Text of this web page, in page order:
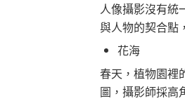
人像攝影沒有統
與人物的契合點
花海
春天，植物園裡
圖，攝影師採高